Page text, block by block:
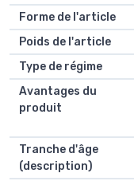
Forme de l'article
Poids de l'article
Type de régime
Avantages du
produit
Tranche d'âge
(description)